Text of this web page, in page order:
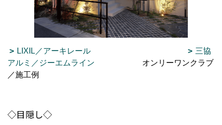
LIXIL／アーキレール
三協
アルミ／ジーエムライン オンリーワンクラブ
／施工例
◇目隠し◇